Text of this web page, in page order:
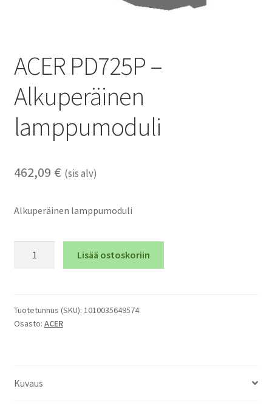
ACER PD725P –
Alkuperäinen
lamppumoduli
462,09 € (sis alv)
Alkuperäinen lamppumoduli
lamppumoduli
määrä
Lisää ostoskoriin
Tuotetunnus (SKU): 1010035649574
Osasto: ACER
Kuvaus